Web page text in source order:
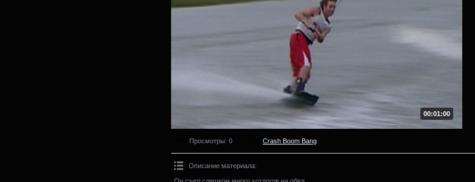
00:01:00
Просмотры: 0 Crash Boom Bang
Описание материала:
Он съел слишком много хотдогов на обед.